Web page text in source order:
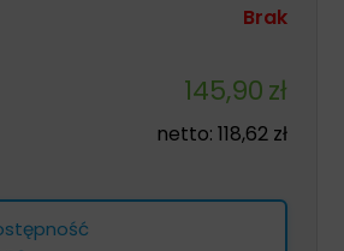
Brak
145,90zł
netto: 118,62 zł